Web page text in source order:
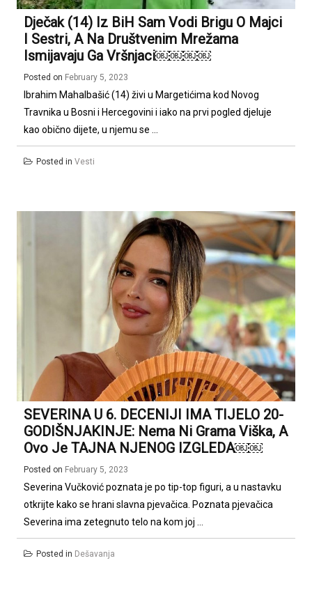
Dječak (14) Iz BiH Sam Vodi Brigu O Majci
I Sestri, A Na Društvenim Mrežama
Ismijavaju Ga Vršnjaci￼￼￼￼
Posted on February 5, 2023
Ibrahim Mahalbašić (14) živi u Margetićima kod Novog
Travnika u Bosni i Hercegovini i iako na prvi pogled djeluje
kao obično dijete, u njemu se ...
Posted in Vesti
SEVERINA U 6. DECENIJI IMA TIJELO 20-
GODIŠNJAKINJE: Nema Ni Grama Viška, A
Ovo Je TAJNA NJENOG IZGLEDA￼￼
Posted on February 5, 2023
Severina Vučković poznata je po tip-top figuri, a u nastavku
otkrijte kako se hrani slavna pjevačica. Poznata pjevačica
Severina ima zetegnuto telo na kom joj ...
Posted in Dešavanja